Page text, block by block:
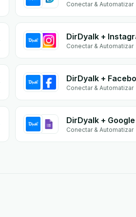
Conectar & Automatizar
DirDyalk +
Conectar & Automatizar
DirDyalk +
Conectar & Automatizar
Conectar & Automatizar